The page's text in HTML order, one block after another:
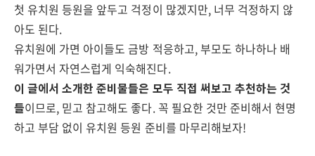
첫 유치원 등원을 앞두고 걱정이 많겠지만, 너무 걱정하지 않
아도 된다.
유치원에 가면 아이들도 금방 적응하고, 부모도 하나하나 배
워가면서 자연스럽게 익숙해진다.
이 글에서 소개한 준비물들은 모두 직접 써보고 추천하는 것
들이므로, 믿고 참고해도 좋다. 꼭 필요한 것만 준비해서 현명
하고 부담 없이 유치원 등원 준비를 마무리해보자!